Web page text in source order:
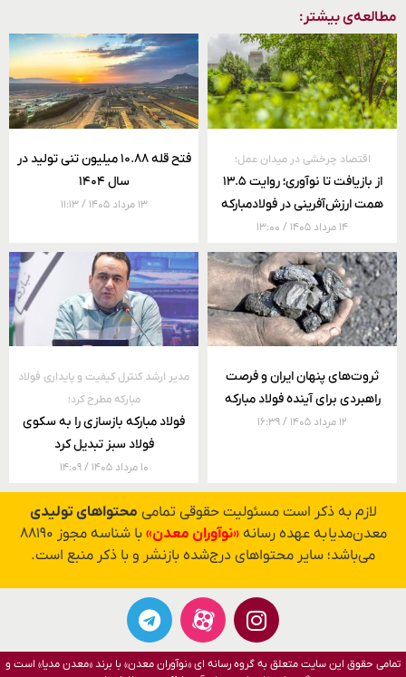
مطالعه‌ی بیشتر:
اقتصاد چرخشی در میدان عمل؛
از بازیافت تا نوآوری؛ روایت ۱۳.۵
همت ارزش‌آفرینی در فولادمبارکه
۱۴ مرداد ۱۴۰۵
فتح قله ۱۰.۸۸ میلیون تنی تولید در
سال ۱۴۰۴
۱۳ مرداد ۱۴۰۵ ۱۱:۱۳
ثروت‌های پنهان ایران و فرصت
راهبردی برای آینده فولاد مبارکه
۱۲ مرداد ۱۴۰۵
مدیر ارشد کنترل کیفیت و پایداری فولاد
مبارکه مطرح کرد؛
فولاد مبارکه بازسازی را به سکوی
فولاد سبز تبدیل کرد
۱۰ مرداد ۱۴۰۵ ۱۴:۰۹
لازم به ذکر است مسئولیت حقوقی تمامی محتواهای تولیدی
معدن‌مدیا به عهده رسانه«نوآوران معدن»
با شناسه مجوز ۸۸۱۹۰
می‌باشد؛ سایر محتواهای درج‌شده بازنشر و با ذکر منبع است.
تمامی حقوق این سایت متعلق به گروه رسانه ای «نوآوران معدن» با برند «معدن مدیا» است و